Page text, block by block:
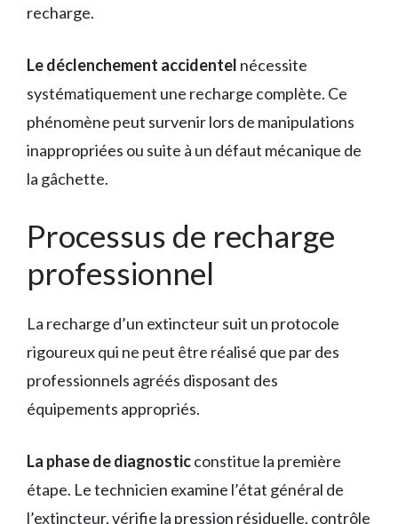
recharge.
Le déclenchement accidentel nécessite
systématiquement une recharge complète. Ce
phénomène peut survenir lors de manipulations
inappropriées ou suite à un défaut mécanique de
la gâchette.
Processus de recharge
professionnel
La recharge d’un extincteur suit un protocole
rigoureux qui ne peut être réalisé que par des
professionnels agréés disposant des
équipements appropriés.
La phase de diagnosticconstitue la première
étape. Le technicien examine l’état général de
l’extincteur, vérifie la pression résiduelle, contrôle